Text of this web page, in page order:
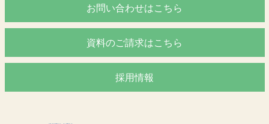
お問い合わせはこちら
資料のご請求はこちら
採用情報